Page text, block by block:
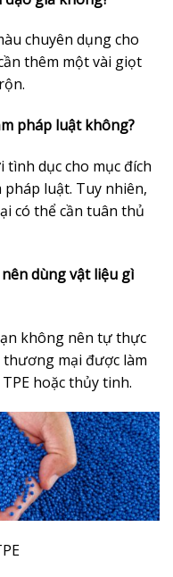
chuyên dụng cho
thêm một vài giọt
pháp luật không?
tình dục cho mục đích
luật. Tuy nhiên,
có thể cần tuân thủ
dùng vật liệu gì
không nên tự thực
thương mại được làm
hoặc thủy tinh.